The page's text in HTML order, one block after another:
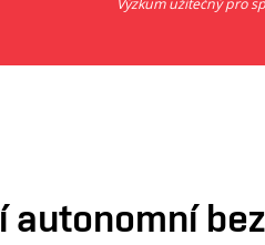
Výzkum užitečný pro